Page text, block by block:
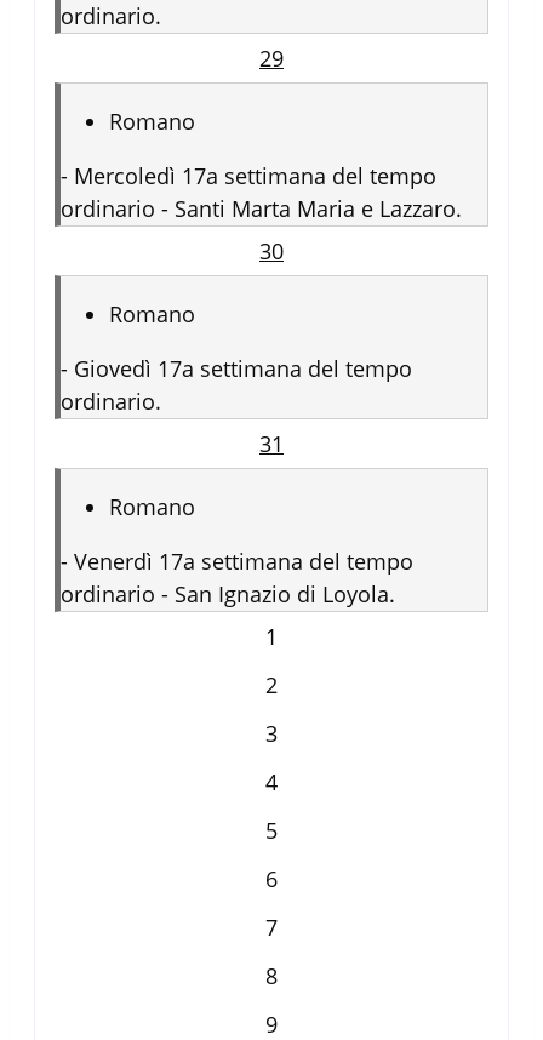
ordinario.
29
Romano
- Mercoledì 17a settimana del tempo
ordinario - Santi Marta Maria e Lazzaro.
30
Romano
- Giovedì 17a settimana del tempo
ordinario.
31
Romano
- Venerdì 17a settimana del tempo
ordinario - San Ignazio di Loyola.
1
2
3
4
5
6
7
8
9